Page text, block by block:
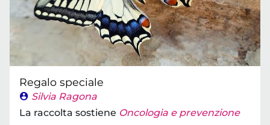
Regalo speciale
Silvia Ragona
La raccolta sostiene Oncologia e prevenzione